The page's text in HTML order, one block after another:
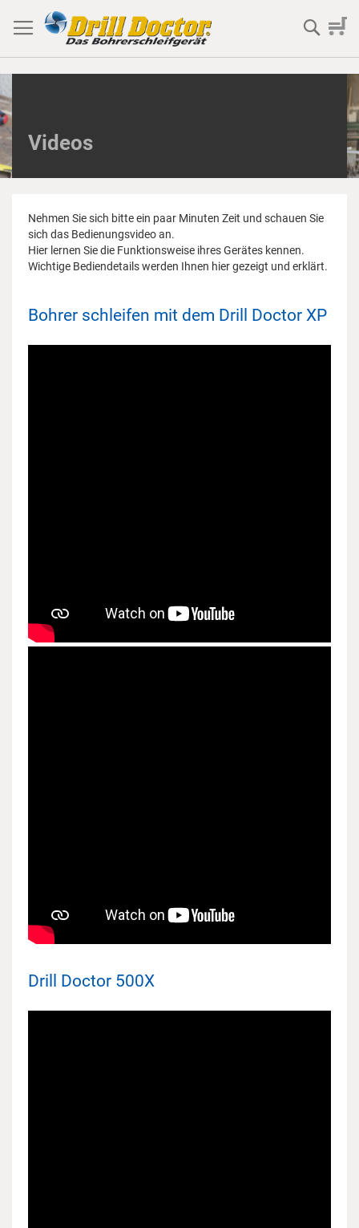
zum
Mein
Suche
Videos
Nehmen Sie sich bitte ein paar Minuten Zeit und schauen Sie
sich das Bedienungsvideo an.
Hier lernen Sie die Funktionsweise ihres Gerätes kennen.
Wichtige Bediendetails werden Ihnen hier gezeigt und erklärt.
Bohrer schleifen mit dem Drill Doctor XP
Drill Doctor 500X